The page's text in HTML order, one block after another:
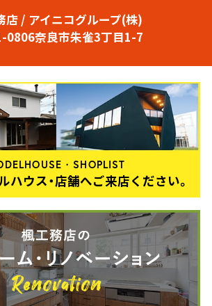
店 / アイニコグループ(株)
0806奈良市朱雀3丁目1-7
・SHOPLIST
ハウス・店舗へご来店ください。